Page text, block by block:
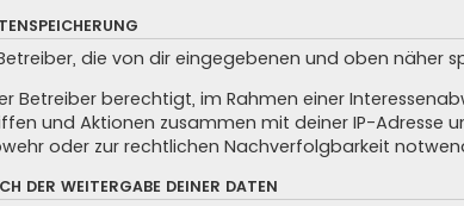
die von dir eingegebenen und oben näher
Betreiber berechtigt, im Rahmen einer
und Aktionen zusammen mit deiner IP-Adresse
oder zur rechtlichen Nachverfolgbarkeit
DER WEITERGABE DEINER DATEN